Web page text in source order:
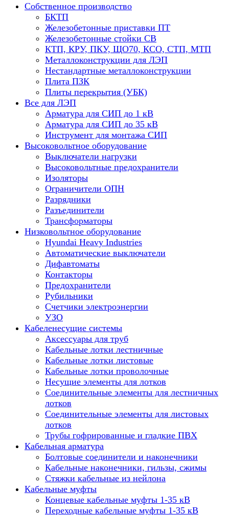
Собственное производство
БКТП
Железобетонные приставки ПТ
Железобетонные стойки СВ
КТП, КРУ, ПКУ, ЩО70, КСО, СТП, МТП
Металлоконструкции для ЛЭП
Нестандартные металлоконструкции
Плита ПЗК
Плиты перекрытия (УБК)
Все для ЛЭП
Арматура для СИП до 1 кВ
Арматура для СИП до 35 кВ
Инструмент для монтажа СИП
Высоковольтное оборудование
Выключатели нагрузки
Высоковольтные предохранители
Изоляторы
Ограничители ОПН
Разрядники
Разъединители
Трансформаторы
Низковольтное оборудование
Hyundai Heavy Industries
Автоматические выключатели
Дифавтоматы
Контакторы
Предохранители
Рубильники
Счетчики электроэнергии
УЗО
Кабеленесущие системы
Аксессуары для труб
Кабельные лотки лестничные
Кабельные лотки листовые
Кабельные лотки проволочные
Несущие элементы для лотков
Соединительные элементы для лестничных
лотков
Соединительные элементы для листовых
лотков
Трубы гофрированные и гладкие ПВХ
Кабельная арматура
Болтовые соединители и наконечники
Кабельные наконечники, гильзы, сжимы
Стяжки кабельные из нейлона
Кабельные муфты
Концевые кабельные муфты 1-35 кВ
Переходные кабельные муфты 1-35 кВ